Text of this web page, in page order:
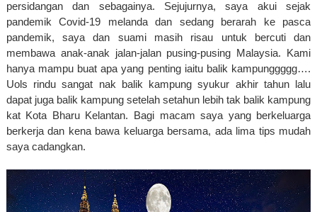
persidangan dan sebagainya. Sejujurnya, saya akui sejak
pandemik Covid-19 melanda dan sedang berarah ke pasca
pandemik, saya dan suami masih risau untuk bercuti dan
membawa anak-anak jalan-jalan pusing-pusing Malaysia. Kami
hanya mampu buat apa yang penting iaitu balik kampunggggg….
Uols rindu sangat nak balik kampung syukur akhir tahun lalu
dapat juga balik kampung setelah setahun lebih tak balik kampung
kat Kota Bharu Kelantan. Bagi macam saya yang berkeluarga
berkerja dan kena bawa keluarga bersama, ada lima tips mudah
saya cadangkan.